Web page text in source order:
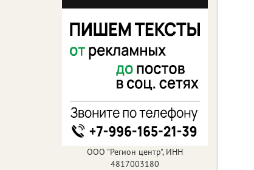
ООО "Регион центр", ИНН
4817003180